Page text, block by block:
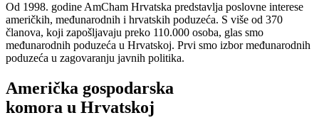
Od 1998. godine AmCham Hrvatska predstavlja poslovne interese
američkih, međunarodnih i hrvatskih poduzeća. S više od 370
članova, koji zapošljavaju preko 110.000 osoba, glas smo
međunarodnih poduzeća u Hrvatskoj. Prvi smo izbor međunarodnih
poduzeća u zagovaranju javnih politika.
Američka gospodarska
komora u Hrvatskoj